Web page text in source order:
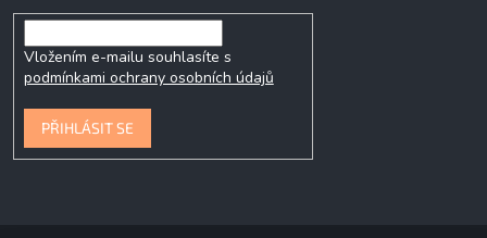
Vložením e-mailu souhlasíte s
podmínkami ochrany osobních údajů
PŘIHLÁSIT SE